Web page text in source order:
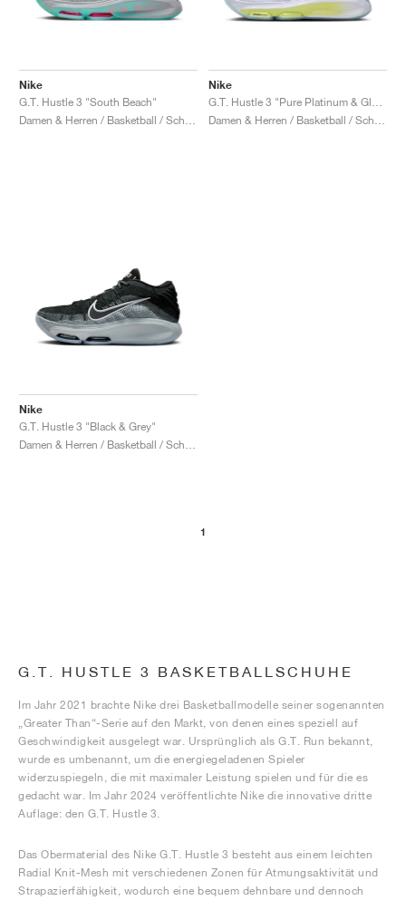
Nike
G.T. Hustle 3 "South Beach"
Nike
Nike
G.T. Hustle 3 "Black & Grey"
1
G.T. HUSTLE 3 BASKETBALLSCHUHE
Im Jahr 2021 brachte Nike drei Basketballmodelle seiner sogenannten
„Greater Than“-Serie auf den Markt, von denen eines speziell auf
Geschwindigkeit ausgelegt war. Ursprünglich als G.T. Run bekannt,
wurde es umbenannt, um die energiegeladenen Spieler
widerzuspiegeln, die mit maximaler Leistung spielen und für die es
gedacht war. Im Jahr 2024 veröffentlichte Nike die innovative dritte
Auflage: den G.T. Hustle 3.
Das Obermaterial des Nike G.T. Hustle 3 besteht aus einem leichten
Radial Knit-Mesh mit verschiedenen Zonen für Atmungsaktivität und
Strapazierfähigkeit, wodurch eine bequem dehnbare und dennoch